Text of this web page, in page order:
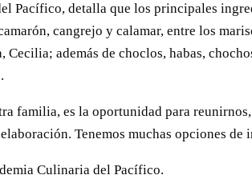
Pacífico, detalla que los principales
cangrejo y calamar, entre los
Cecilia; además de choclos, habas,
familia, es la oportunidad para
Tenemos muchas opciones
Culinaria del Pacífico.